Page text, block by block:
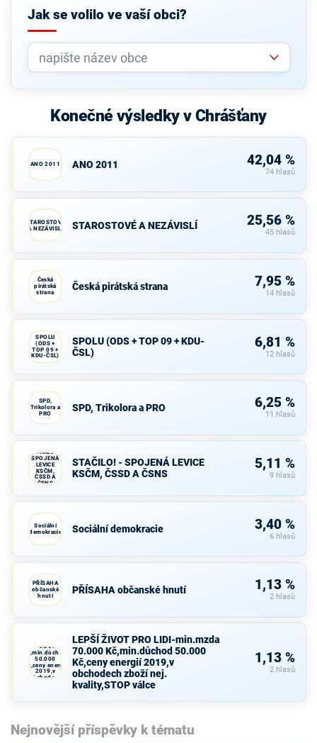
Jak se volilo ve vaší obci?
Konečné výsledky v Chrášťany
ANO 2011 ANO 2011 42,04 %
74 hlasů
STAROSTOVÉ
A NEZÁVISLÍ
STAROSTOVÉ A NEZÁVISLÍ 25,56 %
45 hlasů
Česká
pirátská
strana
Česká pirátská strana 7,95 %
14 hlasů
SPOLU
(ODS +
TOP 09 +
KDU-ČSL)
SPOLU (ODS + TOP 09 + KDU-
ČSL)
6,81 %
12 hlasů
SPD,
Trikolora a
PRO
SPD, Trikolora a PRO 6,25 %
11 hlasů
STAČILO! -
SPOJENÁ
LEVICE
KSČM,
ČSSD A
ČSNS
STAČILO! - SPOJENÁ LEVICE
KSČM, ČSSD A ČSNS
5,11 %
9 hlasů
Sociální
demokracie
Sociální demokracie 3,40 %
6 hlasů
PŘÍSAHA
občanské
hnutí
PŘÍSAHA občanské hnutí 1,13 %
2 hlasů
70.000
Kč,min.důchod
50.000
Kč,ceny energií
2019,v
obchodech
LEPŠÍ ŽIVOT PRO LIDI-min.mzda
70.000 Kč,min.důchod 50.000
Kč,ceny energií 2019,v
obchodech zboží nej.
kvality,STOP válce
1,13 %
2 hlasů
Nejnovější příspěvky k tématu